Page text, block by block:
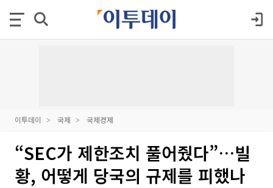
이투데이 국제 국제경제
“SEC가 제한조치 풀어줬다”…빌
황, 어떻게 당국의 규제를 피했나